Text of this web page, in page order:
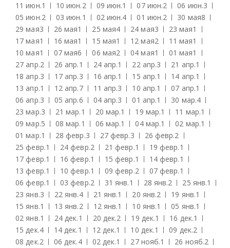
11 июн.1 10 июн.2 09 июн.1 07 июн.2 06 июн.3
05 июн.2 03 июн.1 02 июн.4 01 июн.2 30 мая8
29 мая3 26 мая1 25 мая4 24 мая3 23 мая1
17 мая1 16 мая1 15 мая1 12 мая2 11 мая1
10 мая1 07 мая6 06 мая2 04 мая1 01 мая1
27 апр.2 26 апр.1 24 апр.1 22 апр.3 21 апр.1
18 апр.3 17 апр.3 16 апр.1 15 апр.1 14 апр.1
13 апр.1 12 апр.7 11 апр.3 10 апр.1 07 апр.1
06 апр.3 05 апр.6 04 апр.3 01 апр.1 30 мар.4
23 мар.3 21 мар.1 20 мар.1 19 мар.1 11 мар.1
09 мар.5 08 мар.1 06 мар.1 04 мар.1 02 мар.1
01 мар.1 28 февр.3 27 февр.3 26 февр.2
25 февр.1 24 февр.2 21 февр.1 19 февр.1
17 февр.1 16 февр.1 15 февр.1 14 февр.1
13 февр.1 10 февр.1 09 февр.2 07 февр.1
06 февр.1 03 февр.2 31 янв.1 28 янв.2 25 янв.1
23 янв.3 22 янв.4 21 янв.1 20 янв.2 19 янв.1
15 янв.1 13 янв.2 12 янв.1 10 янв.1 05 янв.1
02 янв.1 24 дек.1 20 дек.2 19 дек.1 16 дек.1
15 дек.4 14 дек.1 12 дек.1 10 дек.1 09 дек.2
08 дек.2 06 дек.4 02 дек.1 27 нояб.1 26 нояб.2